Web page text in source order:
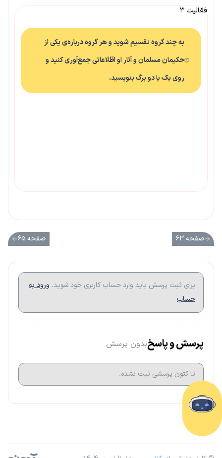
فعّالیت ۳
به چند گروه تقسیم شوید و هر گروه درباره‌ی یکی از
حکیمان مسلمان و آثار او اطّلاعاتی جمع‌آوری کنید و
روی یک یا دو برگ بنویسید.
صفحه ۶۳ صفحه ۶۵
برای ثبت پرسش باید وارد حساب کاربری خود شوید. ورود به
حساب
پرسش و پاسخبدون پرسش
تا کتون پرسشی ثبت نشده.